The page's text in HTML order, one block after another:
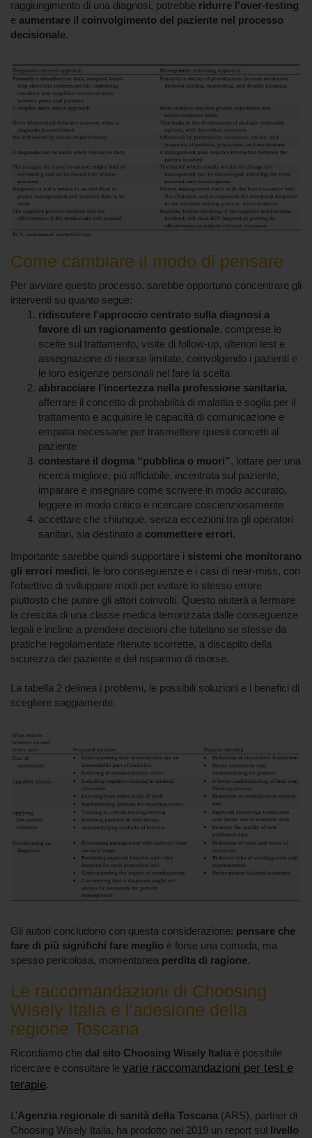
raggiungimento di una diagnosi, potrebbe ridurre l'over-testing
e aumentare il coinvolgimento del paziente nel processo
decisionale.
Come cambiare il modo di pensare
Per avviare questo processo, sarebbe opportuno concentrare gli
interventi su quanto segue:
ridiscutere l'approccio centrato sulla diagnosi a
favore di un ragionamento gestionale, comprese le
scelte sul trattamento, visite di follow-up, ulteriori test e
assegnazione di risorse limitate, coinvolgendo i pazienti e
le loro esigenze personali nel fare la scelta
abbracciare l'incertezza nella professione sanitaria,
afferrare il concetto di probabilità di malattia e soglia per il
trattamento e acquisire le capacità di comunicazione e
empatia necessarie per trasmettere questi concetti al
paziente
contestare il dogma “pubblica o muori”, lottare per una
ricerca migliore, più affidabile, incentrata sul paziente,
imparare e insegnare come scrivere in modo accurato,
leggere in modo critico e ricercare coscienziosamente
accettare che chiunque, senza eccezioni tra gli operatori
sanitari, sia destinato a commettere errori.
Importante sarebbe quindi supportare i sistemi che monitorano
gli errori medici, le loro conseguenze e i casi di near-miss, con
l'obiettivo di sviluppare modi per evitare lo stesso errore
piuttosto che punire gli attori coinvolti. Questo aiuterà a fermare
la crescita di una classe medica terrorizzata dalle conseguenze
legali e incline a prendere decisioni che tutelano se stesse da
pratiche regolamentate ritenute scorrette, a discapito della
sicurezza del paziente e del risparmio di risorse.
La tabella 2 delinea i problemi, le possibili soluzioni e i benefici di
scegliere saggiamente.
Gli autori concludono con questa considerazione: pensare che
fare di più significhi fare meglio è forse una comoda, ma
spesso pericolosa, momentanea perdita di ragione.
Le raccomandazioni di Choosing
Wisely Italia e l'adesione della
regione Toscana
Ricordiamo che dal sito Choosing Wisely Italia è possibile
ricercare e consultare le varie raccomandazioni per test e
terapie.
L’Agenzia regionale di sanità della Toscana (ARS), partner di
Choosing Wisely Italia, ha prodotto nel 2019 un report sul livello